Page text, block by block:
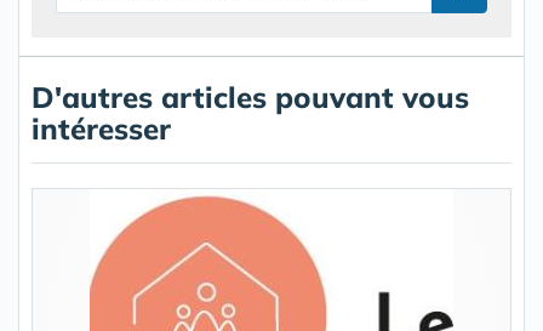
D'autres articles pouvant vous
intéresser